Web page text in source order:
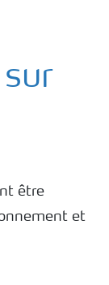
être
et